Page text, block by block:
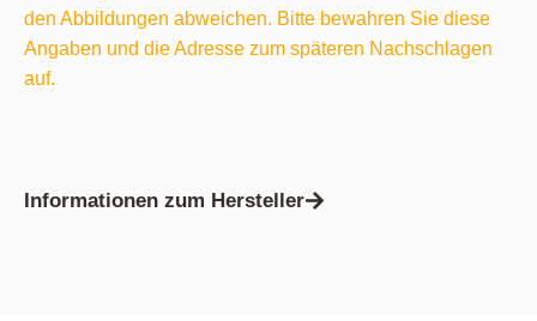
den Abbildungen abweichen. Bitte bewahren Sie diese
Angaben und die Adresse zum späteren Nachschlagen
auf.
Informationen zum Hersteller